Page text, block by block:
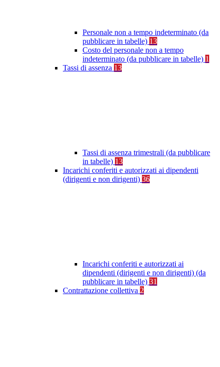
Personale non a tempo indeterminato (da
pubblicare in tabelle) 13
Costo del personale non a tempo
indeterminato (da pubblicare in tabelle) 1
Tassi di assenza 13
Tassi di assenza trimestrali (da pubblicare
in tabelle) 13
Incarichi conferiti e autorizzati ai dipendenti
(dirigenti e non dirigenti) 36
Incarichi conferiti e autorizzati ai
dipendenti (dirigenti e non dirigenti) (da
pubblicare in tabelle) 31
Contrattazione collettiva 2